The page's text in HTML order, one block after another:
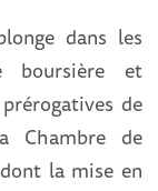
dans les
boursière et
de
Chambre de
la mise en